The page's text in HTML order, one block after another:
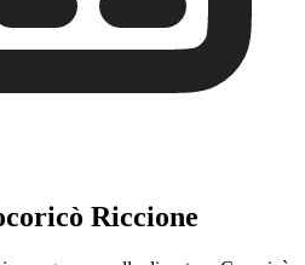
Riccione